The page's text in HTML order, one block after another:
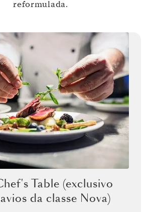
reformulada.
Table (exclusivo
da classe Nova)